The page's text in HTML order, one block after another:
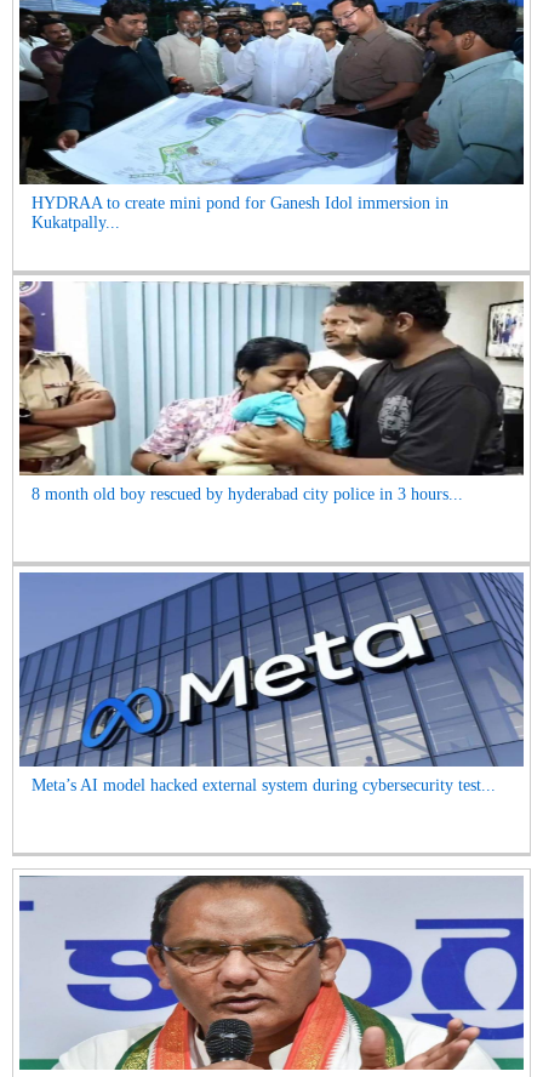
HYDRAA to create mini pond for Ganesh Idol immersion in
Kukatpally...
8 month old boy rescued by hyderabad city police in 3 hours...
Meta’s AI model hacked external system during cybersecurity test...